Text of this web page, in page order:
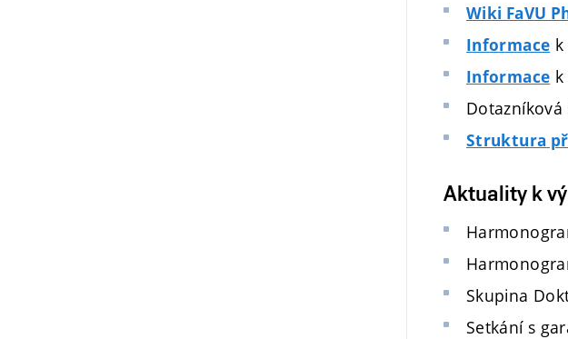
Wiki FaVU
Informace
Informace
Struktura
Aktuality k
Skupina
Setkání s